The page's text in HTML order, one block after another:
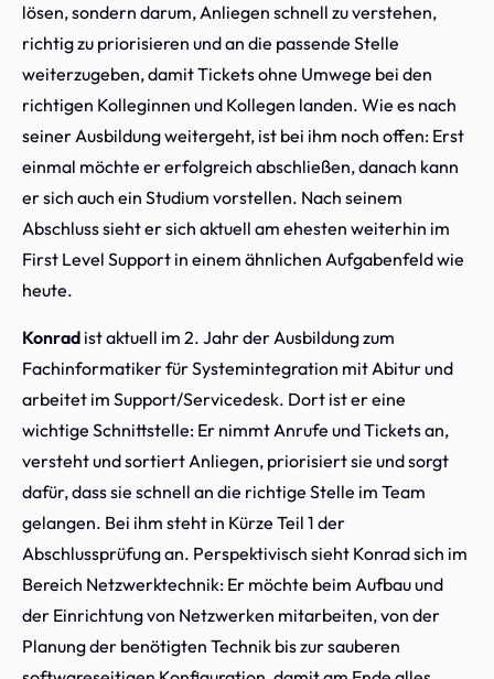
lösen, sondern darum, Anliegen schnell zu verstehen,
richtig zu priorisieren und an die passende Stelle
weiterzugeben, damit Tickets ohne Umwege bei den
richtigen Kolleginnen und Kollegen landen. Wie es nach
seiner Ausbildung weitergeht, ist bei ihm noch offen: Erst
einmal möchte er erfolgreich abschließen, danach kann
er sich auch ein Studium vorstellen. Nach seinem
Abschluss sieht er sich aktuell am ehesten weiterhin im
First Level Support in einem ähnlichen Aufgabenfeld wie
heute.
Konrad ist aktuell im 2. Jahr der Ausbildung zum
Fachinformatiker für Systemintegration mit Abitur und
arbeitet im Support/Servicedesk. Dort ist er eine
wichtige Schnittstelle: Er nimmt Anrufe und Tickets an,
versteht und sortiert Anliegen, priorisiert sie und sorgt
dafür, dass sie schnell an die richtige Stelle im Team
gelangen. Bei ihm steht in Kürze Teil 1 der
Abschlussprüfung an. Perspektivisch sieht Konrad sich im
Bereich Netzwerktechnik: Er möchte beim Aufbau und
der Einrichtung von Netzwerken mitarbeiten, von der
Planung der benötigten Technik bis zur sauberen